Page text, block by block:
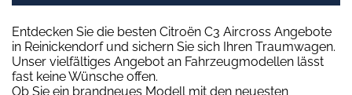
Entdecken Sie die besten Citroën C3 Aircross Angebote
in Reinickendorf und sichern Sie sich Ihren Traumwagen.
Unser vielfältiges Angebot an Fahrzeugmodellen lässt
fast keine Wünsche offen.
Ob Sie ein brandneues Modell mit den neuesten